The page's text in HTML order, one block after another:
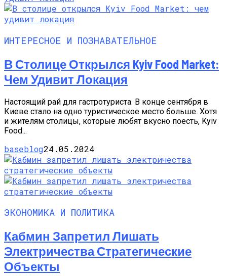
ИНТЕРЕСНОЕ И ПОЗНАВАТЕЛЬНОЕ
В Столице Открылся Kyiv Food Market:
Чем Удивит Локация
Настоящий рай для гастротуриста. В конце сентября в
Киеве стало на одно туристическое место больше. Хотя
и жителям столицы, которые любят вкусно поесть, Kyiv
Food...
baseblog24.05.2024
ЭКОНОМИКА И ПОЛИТИКА
Кабмин Запретил Лишать
Электричества Стратегические
Объекты